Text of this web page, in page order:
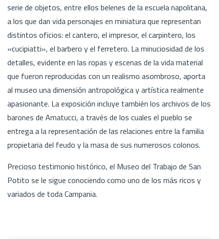
serie de objetos, entre ellos belenes de la escuela napolitana,
a los que dan vida personajes en miniatura que representan
distintos oficios: el cantero, el impresor, el carpintero, los
«cucipiatti», el barbero y el ferretero. La minuciosidad de los
detalles, evidente en las ropas y escenas de la vida material
que fueron reproducidas con un realismo asombroso, aporta
al museo una dimensión antropológica y artística realmente
apasionante. La exposición incluye también los archivos de los
barones de Amatucci, a través de los cuales el pueblo se
entrega a la representación de las relaciones entre la familia
propietaria del feudo y la masa de sus numerosos colonos.
Precioso testimonio histórico, el Museo del Trabajo de San
Potito se le sigue conociendo como uno de los más ricos y
variados de toda Campania.